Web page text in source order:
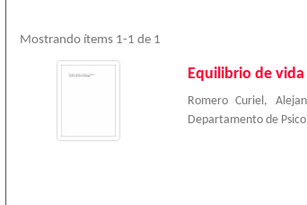
Mostrando ítems 1-1 de 1
Equilibrio de
Romero Curiel,
Departamento de